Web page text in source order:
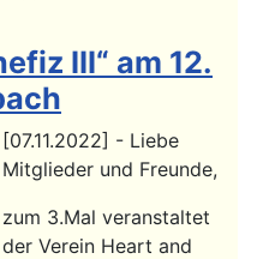
III“ am 12.
[07.11.2022] - Liebe
Mitglieder und Freunde,
zum 3.Mal veranstaltet
der Verein Heart and